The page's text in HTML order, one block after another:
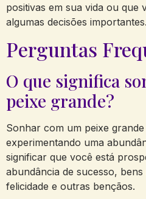
positivas em sua vida ou que
algumas decisões importantes.
Perguntas
O que significa
peixe grande?
Sonhar com um peixe
experimentando uma
significar que você está
abundância de sucesso, bens
felicidade e outras bençãos.